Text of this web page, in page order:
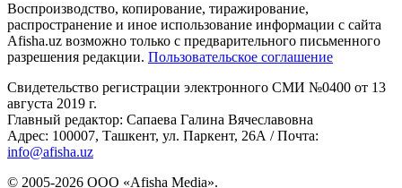
Воспроизводство, копирование, тиражирование,
распространение и иное использование информации с сайта
Afisha.uz возможно только с предварительного письменного
разрешения редакции. Пользовательское соглашение
Свидетельство регистрации электронного СМИ №0400 от 13
августа 2019 г.
Главный редактор: Сапаева Галина Вячеславовна
Адрес: 100007, Ташкент, ул. Паркент, 26А / Почта:
info@afisha.uz
© 2005-2026 ООО «Afisha Media».